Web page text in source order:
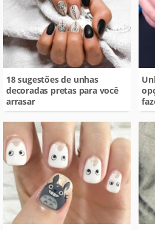
18 sugestões de unhas
decoradas pretas para você
arrasar